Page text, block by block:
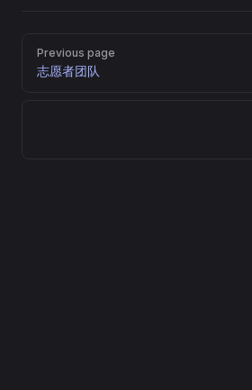
Pager
Previous page
志愿者团队